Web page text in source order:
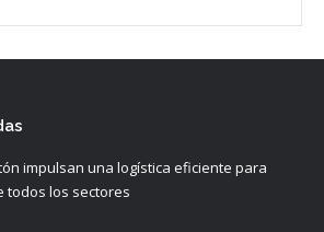
impulsan una logística eficiente para
todos los sectores